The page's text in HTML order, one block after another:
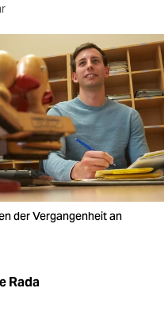
der Vergangenheit an
Rada